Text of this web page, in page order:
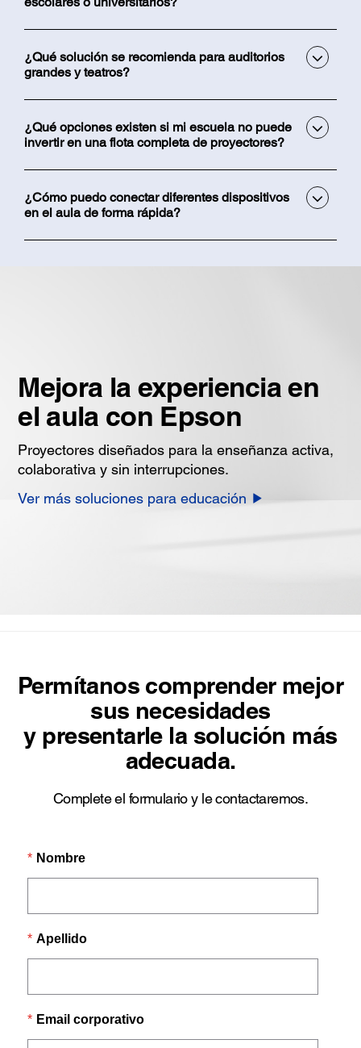
¿Qué solución se recomienda para auditorios
grandes y teatros?
¿Qué opciones existen si mi escuela no puede
invertir en una flota completa de proyectores?
¿Cómo puedo conectar diferentes dispositivos
en el aula de forma rápida?
Mejora la experiencia en
el aula con Epson
Proyectores diseñados para la enseñanza activa,
colaborativa y sin interrupciones.
Ver más soluciones para educación
Permítanos comprender mejor
sus necesidades
y presentarle la solución más
adecuada.
Complete el formulario y le contactaremos.